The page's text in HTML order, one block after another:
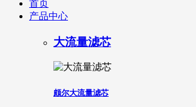
首页
产品中心
大流量滤芯
颇尔大流量滤芯